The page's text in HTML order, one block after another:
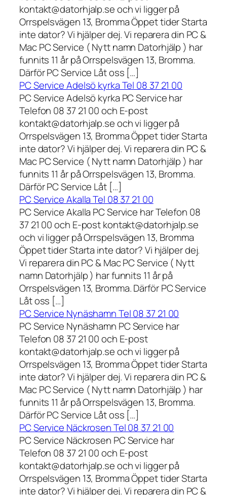
kontakt@datorhjalp.se och vi ligger på
Orrspelsvägen 13, Bromma Öppet tider Starta
inte dator? Vi hjälper dej. Vi reparera din PC &
Mac PC Service ( Nytt namn Datorhjälp ) har
funnits 11 år på Orrspelsvägen 13, Bromma.
Därför PC Service Låt oss […]
PC Service Adelsö kyrka Tel 08 37 21 00
PC Service Adelsö kyrka PC Service har
Telefon 08 37 21 00 och E-post
kontakt@datorhjalp.se och vi ligger på
Orrspelsvägen 13, Bromma Öppet tider Starta
inte dator? Vi hjälper dej. Vi reparera din PC &
Mac PC Service ( Nytt namn Datorhjälp ) har
funnits 11 år på Orrspelsvägen 13, Bromma.
Därför PC Service Låt […]
PC Service Akalla Tel 08 37 21 00
PC Service Akalla PC Service har Telefon 08
37 21 00 och E-post kontakt@datorhjalp.se
och vi ligger på Orrspelsvägen 13, Bromma
Öppet tider Starta inte dator? Vi hjälper dej.
Vi reparera din PC & Mac PC Service ( Nytt
namn Datorhjälp ) har funnits 11 år på
Orrspelsvägen 13, Bromma. Därför PC Service
Låt oss […]
PC Service Nynäshamn Tel 08 37 21 00
PC Service Nynäshamn PC Service har
Telefon 08 37 21 00 och E-post
kontakt@datorhjalp.se och vi ligger på
Orrspelsvägen 13, Bromma Öppet tider Starta
inte dator? Vi hjälper dej. Vi reparera din PC &
Mac PC Service ( Nytt namn Datorhjälp ) har
funnits 11 år på Orrspelsvägen 13, Bromma.
Därför PC Service Låt oss […]
PC Service Näckrosen Tel 08 37 21 00
PC Service Näckrosen PC Service har
Telefon 08 37 21 00 och E-post
kontakt@datorhjalp.se och vi ligger på
Orrspelsvägen 13, Bromma Öppet tider Starta
inte dator? Vi hjälper dej. Vi reparera din PC &